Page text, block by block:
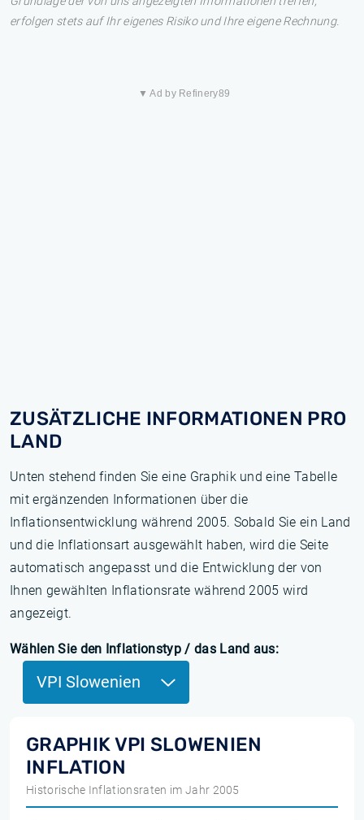
erfolgen stets auf Ihr eigenes Risiko und Ihre eigene Rechnung.
▼ Ad by Refinery89
ZUSÄTZLICHE INFORMATIONEN PRO
LAND
Unten stehend finden Sie eine Graphik und eine Tabelle
mit ergänzenden Informationen über die
Inflationsentwicklung während 2005. Sobald Sie ein Land
und die Inflationsart ausgewählt haben, wird die Seite
automatisch angepasst und die Entwicklung der von
Ihnen gewählten Inflationsrate während 2005 wird
angezeigt.
Wählen Sie den Inflationstyp / das Land aus:
VPI Slowenien
GRAPHIK VPI SLOWENIEN
INFLATION
Historische Inflationsraten im Jahr 2005